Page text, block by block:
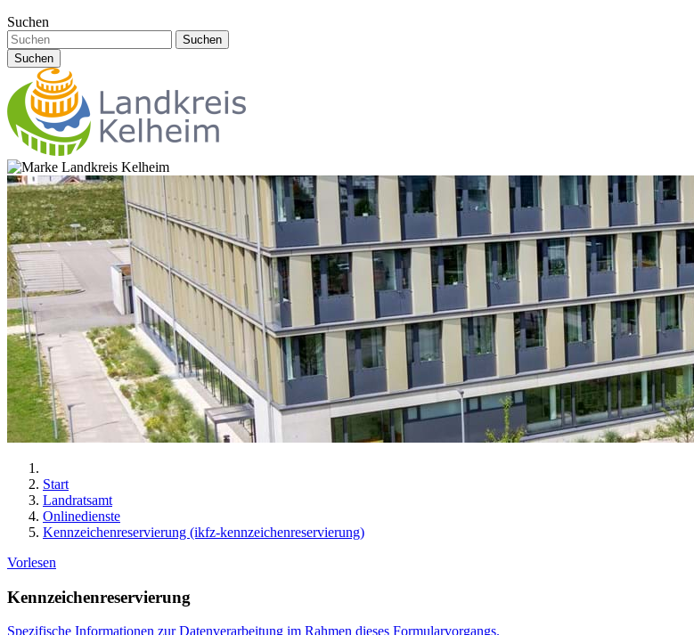
Suchen
Suchen
Suchen
Start
Landratsamt
Onlinedienste
Kennzeichenreservierung (ikfz-kennzeichenreservierung)
Vorlesen
Kennzeichenreservierung
Spezifische Informationen zur Datenverarbeitung im Rahmen dieses Formularvorgangs.